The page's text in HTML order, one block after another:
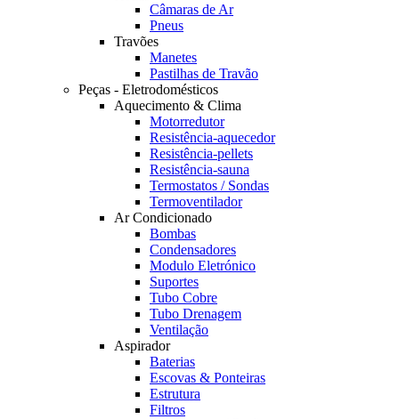
Câmaras de Ar
Pneus
Travões
Manetes
Pastilhas de Travão
Peças - Eletrodomésticos
Aquecimento & Clima
Motorredutor
Resistência-aquecedor
Resistência-pellets
Resistência-sauna
Termostatos / Sondas
Termoventilador
Ar Condicionado
Bombas
Condensadores
Modulo Eletrónico
Suportes
Tubo Cobre
Tubo Drenagem
Ventilação
Aspirador
Baterias
Escovas & Ponteiras
Estrutura
Filtros